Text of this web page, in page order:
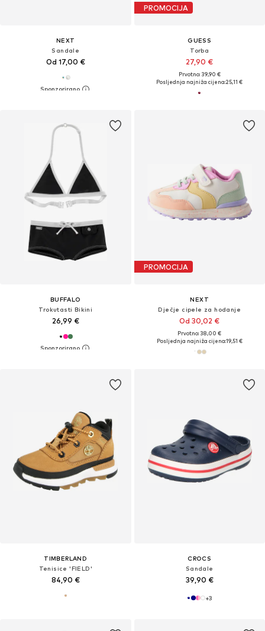
NEXT
Sandale
Od 17,00 €
PROMOCIJA
GUESS
Torba
27,90 €
Prvotno: 39,90 €
Posljednja najniža cijena:25,11 €
BUFFALO
Trokutasti Bikini
26,99 €
PROMOCIJA
NEXT
Dječje cipele za hodanje
Od 30,02 €
Prvotno: 38,00 €
Posljednja najniža cijena:19,51 €
TIMBERLAND
Tenisice 'FIELD'
84,90 €
CROCS
Sandale
39,90 €
+3